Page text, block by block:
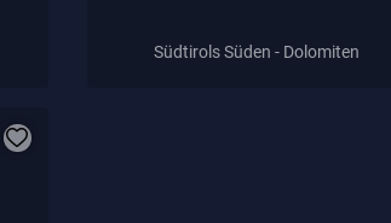
Südtirols Süden - Dolomiten